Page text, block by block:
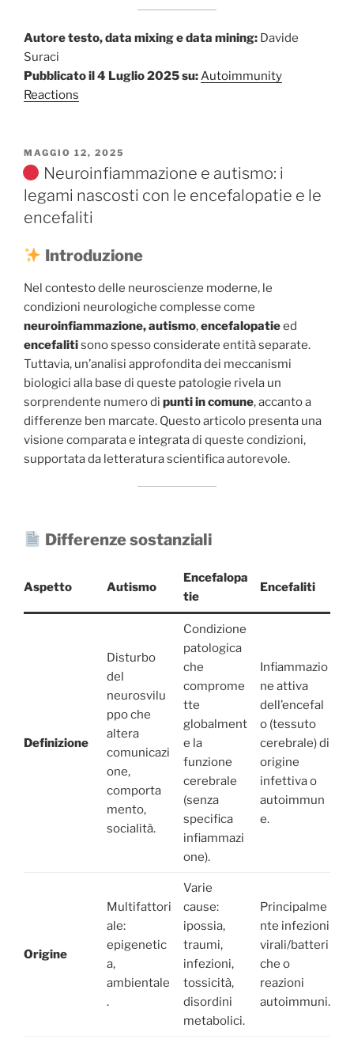
Autore testo, data mixing e data mining: Davide
Suraci
Pubblicato il 4 Luglio 2025 su:Autoimmunity
Reactions
PUBBLICATO
IL
MAGGIO 12, 2025
Neuroinfiammazione e autismo: i
legami nascosti con le encefalopatie e le
encefaliti
Introduzione
Nel contesto delle neuroscienze moderne, le
condizioni neurologiche complesse come
neuroinfiammazione, autismo,encefalopatieed
encefalitisono spesso considerate entità separate.
Tuttavia, un’analisi approfondita dei meccanismi
biologici alla base di queste patologie rivela un
sorprendente numero di punti in comune, accanto a
differenze ben marcate. Questo articolo presenta una
visione comparata e integrata di queste condizioni,
supportata da letteratura scientifica autorevole.
Differenze sostanziali
Aspetto Autismo
Encefalopa
tie
Encefaliti
Definizione
Disturbo
del
neurosvilu
ppo che
altera
comunicazi
one,
comporta
mento,
socialità.
Condizione
patologica
che
comprome
tte
globalment
e la
funzione
cerebrale
(senza
specifica
infiammazi
one).
Infiammazio
ne attiva
dell’encefal
o (tessuto
cerebrale) di
origine
infettiva o
autoimmun
e.
Origine
Multifattori
ale:
epigenetic
a,
ambientale
.
Varie
cause:
ipossia,
traumi,
infezioni,
tossicità,
disordini
metabolici.
Principalme
nte infezioni
virali/batteri
che o
reazioni
autoimmuni.